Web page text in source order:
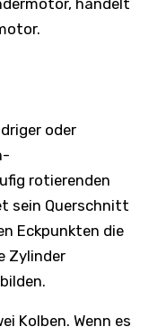
handelt
oder
rotierenden
sein Querschnitt
Eckpunkten die
Zylinder
Kolben. Wenn es